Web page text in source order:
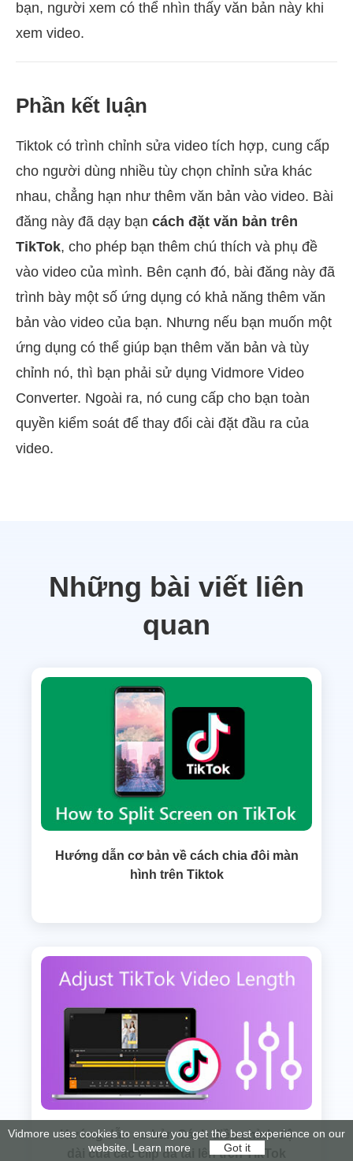
bạn, người xem có thể nhìn thấy văn bản này khi
xem video.
Phần kết luận
Tiktok có trình chỉnh sửa video tích hợp, cung cấp
cho người dùng nhiều tùy chọn chỉnh sửa khác
nhau, chẳng hạn như thêm văn bản vào video. Bài
đăng này đã dạy bạn cách đặt văn bản trên
TikTok, cho phép bạn thêm chú thích và phụ đề
vào video của mình. Bên cạnh đó, bài đăng này đã
trình bày một số ứng dụng có khả năng thêm văn
bản vào video của bạn. Nhưng nếu bạn muốn một
ứng dụng có thể giúp bạn thêm văn bản và tùy
chỉnh nó, thì bạn phải sử dụng Vidmore Video
Converter. Ngoài ra, nó cung cấp cho bạn toàn
quyền kiểm soát để thay đổi cài đặt đầu ra của
video.
Những bài viết liên
quan
Hướng dẫn cơ bản về cách chia đôi màn
hình trên Tiktok
Hướng dẫn cơ bản Cách điều chỉnh độ
dài của các clip đã tải lên trên TikTok
Vidmore uses cookies to ensure you get the best experience on our
website. Learn more Got it